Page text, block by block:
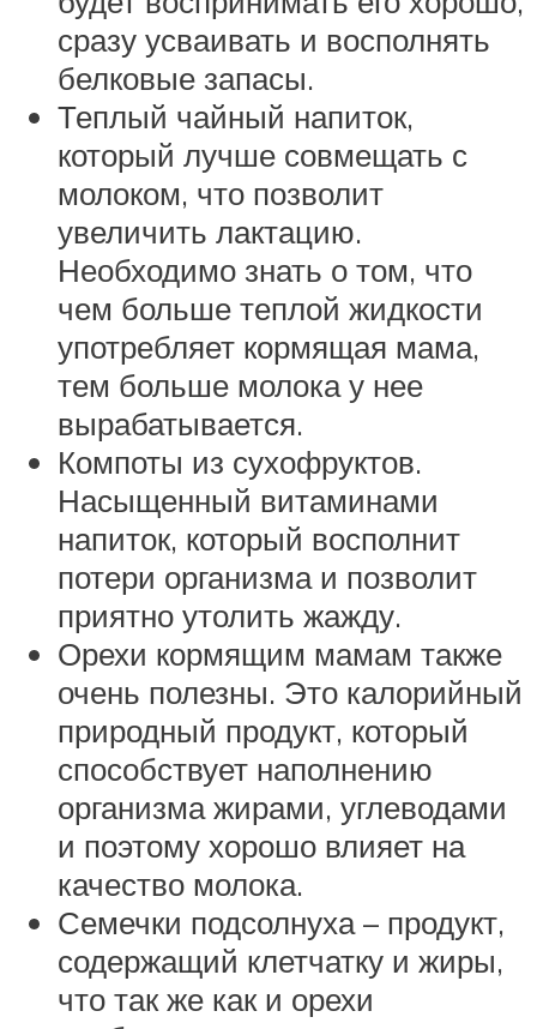
сразу усваивать и восполнять
белковые запасы.
Теплый чайный напиток,
который лучше совмещать с
молоком, что позволит
увеличить лактацию.
Необходимо знать о том, что
чем больше теплой жидкости
употребляет кормящая мама,
тем больше молока у нее
вырабатывается.
Компоты из сухофруктов.
Насыщенный витаминами
напиток, который восполнит
потери организма и позволит
приятно утолить жажду.
Орехи кормящим мамам также
очень полезны. Это калорийный
природный продукт, который
способствует наполнению
организма жирами, углеводами
и поэтому хорошо влияет на
качество молока.
Семечки подсолнуха – продукт,
содержащий клетчатку и жиры,
что так же как и орехи